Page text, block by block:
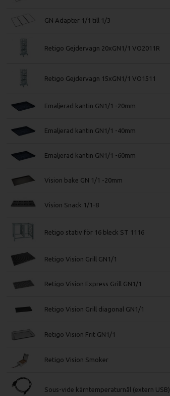
GN Adapter 1/1 till 1/3
Retigo Gejdervagn 20xGN1/1 VO2011R
Retigo Gejdervagn 15xGN1/1 VO1511
Emaljerad kantin GN1/1 -20mm
Emaljerad kantin GN1/1 -40mm
Emaljerad kantin GN1/1 -60mm
Vision bake GN 1/1 -20mm
Vision Snack 1/1-8
Retigo stativ för 16 bleck ST 1116
Retigo Vision Grill GN1/1
Retigo Vision Express Grill GN1/1
Retigo Vision Grill diagonal GN1/1
Retigo Vision Frit GN1/1
Retigo Vision Smoker
Sous-vide kärntemperaturnål (extern USB)